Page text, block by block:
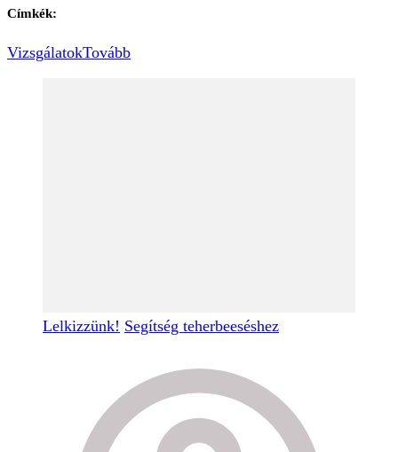
Címkék:
VizsgálatokTovább
Lelkizzünk! Segítség teherbeeséshez